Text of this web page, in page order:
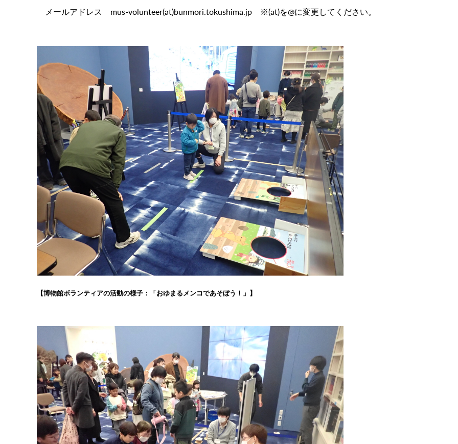
メールアドレス mus-volunteer(at)bunmori.tokushima.jp ※(at)を@に変更してください。
【博物館ボランティアの活動の様子：「おゆまるメンコであそぼう！」】